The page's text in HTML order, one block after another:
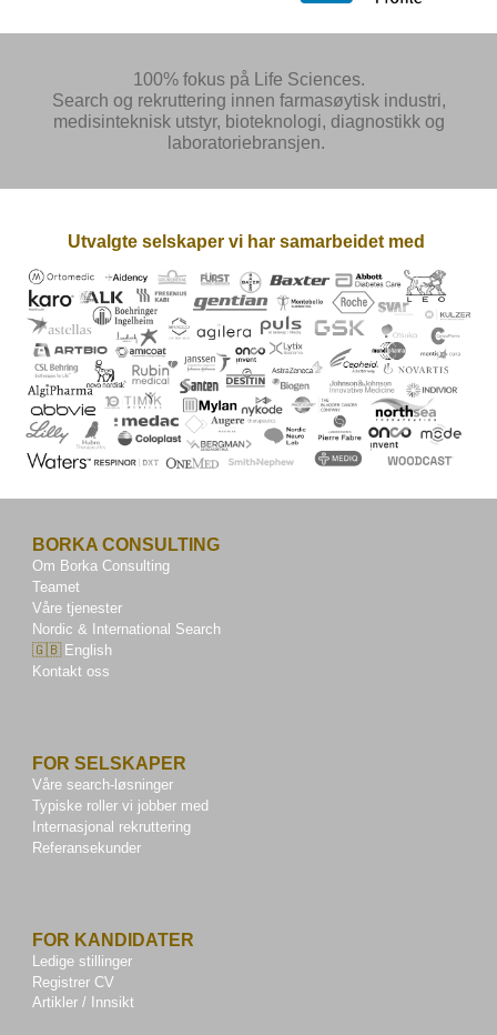
100% fokus på Life Sciences.
Search og rekruttering innen farmasøytisk industri,
medisinteknisk utstyr, bioteknologi, diagnostikk og
laboratoriebransjen.
Utvalgte selskaper vi har samarbeidet med
BORKA CONSULTING
Om Borka Consulting
Teamet
Våre tjenester
Nordic & International Search
🇬🇧 English
Kontakt oss
FOR SELSKAPER
Våre search-løsninger
Typiske roller vi jobber med
Internasjonal rekruttering
Referansekunder
FOR KANDIDATER
Ledige stillinger
Registrer CV
Artikler / Innsikt